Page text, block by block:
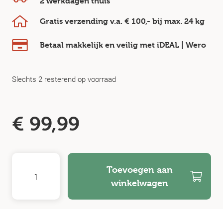
Gratis verzending v.a. € 100,- bij max. 24 kg
Betaal makkelijk en veilig met iDEAL | Wero
Slechts 2 resterend op voorraad
€ 99,99
Toevoegen aan
winkelwagen